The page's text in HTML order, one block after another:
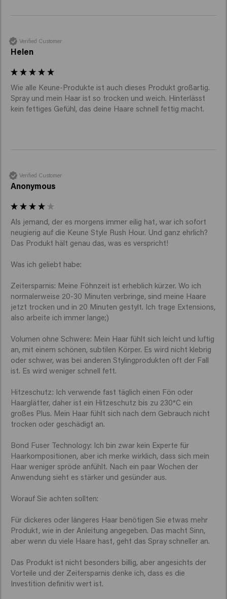
Verified Customer
Helen
Wie alle Keune-Produkte ist auch dieses Produkt großartig.
Spray und mein Haar ist so trocken und weich. Hinterlässt
kein fettiges Gefühl, das deine Haare schnell fettig macht.
Verified Customer
Anonymous
Als jemand, der es morgens immer eilig hat, war ich sofort
neugierig auf die Keune Style Rush Hour. Und ganz ehrlich?
Das Produkt hält genau das, was es verspricht!
Was ich geliebt habe:
Zeitersparnis: Meine Föhnzeit ist erheblich kürzer. Wo ich
normalerweise 20-30 Minuten verbringe, sind meine Haare
jetzt trocken und in 20 Minuten gestylt. Ich trage Extensions,
also arbeite ich immer lange;)
Volumen ohne Schwere: Mein Haar fühlt sich leicht und luftig
an, mit einem schönen, subtilen Körper. Es wird nicht klebrig
oder schwer, was bei anderen Stylingprodukten oft der Fall
ist. Es wird weniger schnell fett.
Hitzeschutz: Ich verwende fast täglich einen Fön oder
Haarglätter, daher ist ein Hitzeschutz bis zu 230°C ein
großes Plus. Mein Haar fühlt sich nach dem Gebrauch nicht
trocken oder geschädigt an.
Bond Fuser Technology: Ich bin zwar kein Experte für
Haarkompositionen, aber ich merke wirklich, dass sich mein
Haar weniger spröde anfühlt. Nach ein paar Wochen der
Anwendung sieht es stärker und gesünder aus.
Worauf Sie achten sollten:
Für dickeres oder längeres Haar benötigen Sie etwas mehr
Produkt, wie in der Anleitung angegeben. Das macht Sinn,
aber wenn du viele Haare hast, geht das Spray schneller an.
Das Produkt ist nicht besonders billig, aber angesichts der
Vorteile und der Zeitersparnis denke ich, dass es die
Investition definitiv wert ist.